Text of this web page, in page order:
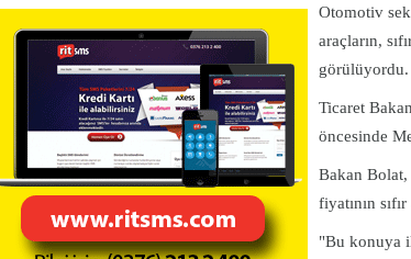
Otomotiv
araçların,
görülüyordu.
Ticaret
öncesinde
Bakan Bolat,
fiyatının
"Bu konuya